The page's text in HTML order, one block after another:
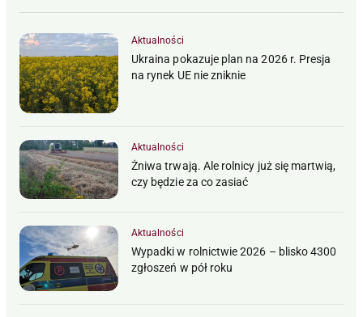
Aktualności
Ukraina pokazuje plan na 2026 r. Presja
na rynek UE nie zniknie
Aktualności
Żniwa trwają. Ale rolnicy już się martwią,
czy będzie za co zasiać
Aktualności
Wypadki w rolnictwie 2026 – blisko 4300
zgłoszeń w pół roku